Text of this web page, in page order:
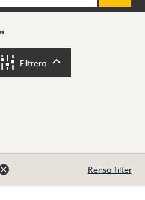
Filtrera
Rensa filter